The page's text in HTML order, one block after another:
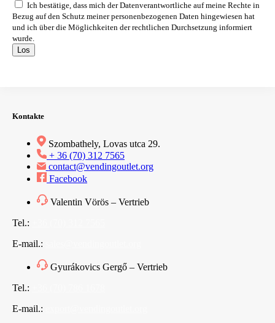
Ich bestätige, dass mich der Datenverantwortliche auf meine Rechte in
Bezug auf den Schutz meiner personenbezogenen Daten hingewiesen hat
und ich über die Möglichkeiten der rechtlichen Durchsetzung informiert
wurde.
Los
Kontakte
Szombathely, Lovas utca 29.
+ 36 (70) 312 7565
contact@vendingoutlet.org
Facebook
Valentin Vörös – Vertrieb
Tel.:
E-mail.:
Gyurákovics Gergő – Vertrieb
Tel.:
E-mail.: